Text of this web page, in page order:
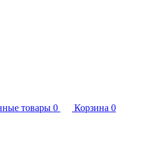
товары 0 Корзина 0